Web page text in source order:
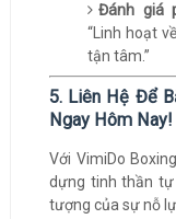
Đánh giá
“Linh hoạt
tận tâm.”
5. Liên Hệ Để
Ngay Hôm Nay!
Với VimiDo
dựng tinh thần
tượng của sự nỗ